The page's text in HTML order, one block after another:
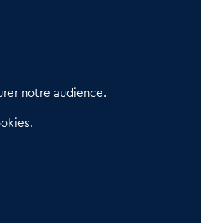
service du commerce de
notre audience.